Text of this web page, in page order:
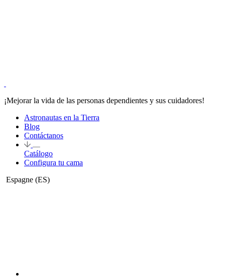
¡Mejorar la vida de las personas dependientes y sus cuidadores!
Astronautas en la Tierra
Blog
Contáctanos
Catálogo
Configura tu cama
Espagne (ES)